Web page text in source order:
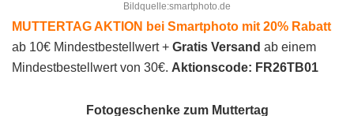
Bildquelle:smartphoto.de
MUTTERTAG AKTION bei Smartphoto mit 20% Rabatt
ab 10€ Mindestbestellwert + Gratis Versand ab einem
Mindestbestellwert von 30€. Aktionscode: FR26TB01
Fotogeschenke zum Muttertag